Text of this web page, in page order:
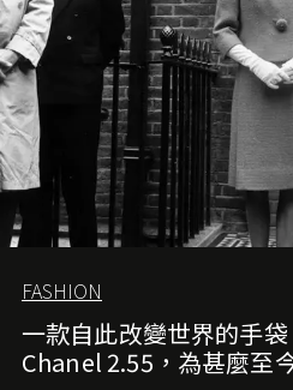
FASHION
一款自此改變世界的手
Chanel 2.55，為甚麼至